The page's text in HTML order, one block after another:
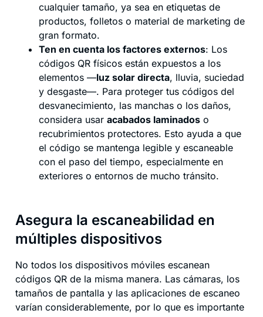
cualquier tamaño, ya sea en etiquetas de
productos, folletos o material de marketing de
gran formato.
Ten en cuenta los factores externos: Los
códigos QR físicos están expuestos a los
elementos —luz solar directa, lluvia, suciedad
y desgaste—. Para proteger tus códigos del
desvanecimiento, las manchas o los daños,
considera usar acabados laminados o
recubrimientos protectores. Esto ayuda a que
el código se mantenga legible y escaneable
con el paso del tiempo, especialmente en
exteriores o entornos de mucho tránsito.
Asegura la escaneabilidad en
múltiples dispositivos
No todos los dispositivos móviles escanean
códigos QR de la misma manera. Las cámaras, los
tamaños de pantalla y las aplicaciones de escaneo
varían considerablemente, por lo que es importante